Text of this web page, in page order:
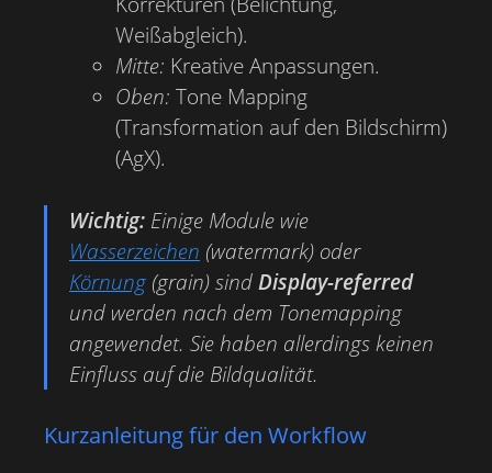
Weißabgleich).
Mitte: Kreative Anpassungen.
Oben: Tone Mapping
(Transformation auf den Bildschirm)
(AgX).
Wichtig: Einige Module wie
Wasserzeichen (watermark) oder
Körnung (grain) sindDisplay-referred
und werden nach dem Tonemapping
angewendet. Sie haben allerdings keinen
Einfluss auf die Bildqualität.
Kurzanleitung für den Workflow